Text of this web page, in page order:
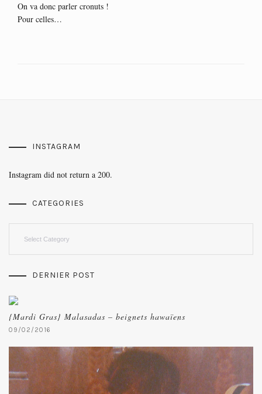
On va donc parler cronuts !
Pour celles…
INSTAGRAM
Instagram did not return a 200.
CATEGORIES
DERNIER POST
{Mardi Gras} Malasadas – beignets hawaïens
09/02/2016